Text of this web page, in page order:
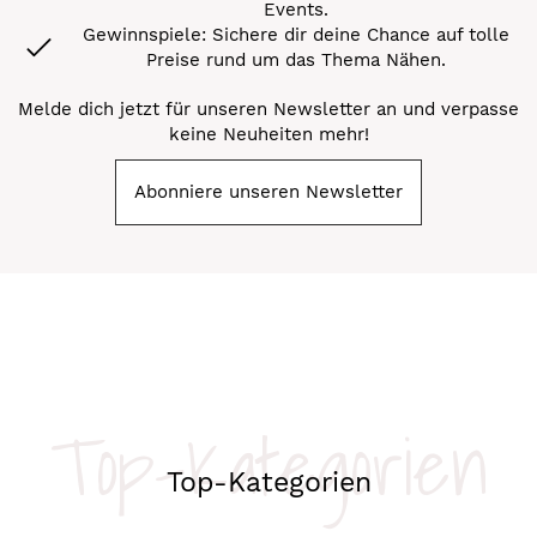
Events.
Gewinnspiele: Sichere dir deine Chance auf tolle
Preise rund um das Thema Nähen.
Melde dich jetzt für unseren Newsletter an und verpasse
keine Neuheiten mehr!
Abonniere unseren Newsletter
Top-Kategorien
Top-Kategorien